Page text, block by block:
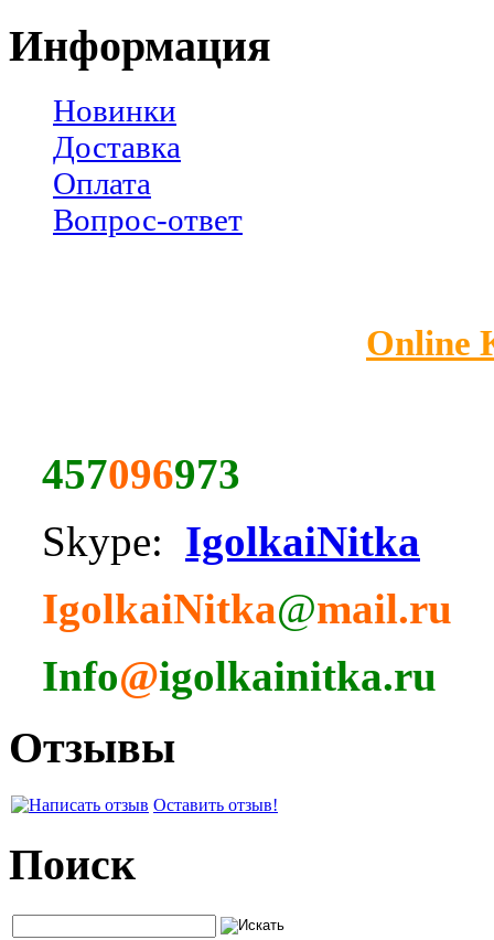
Информация
Новинки
Доставка
Оплата
Вопрос-ответ
Online
457096973
Skype: IgolkaiNitka
IgolkaiNitka@mail.ru
Info@igolkainitka.ru
Отзывы
Оставить отзыв!
Поиск